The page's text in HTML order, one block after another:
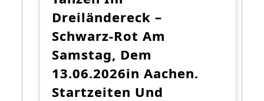
Dreiländereck –
Schwarz-Rot Am
Samstag, Dem
13.06.2026in Aachen.
Startzeiten Und